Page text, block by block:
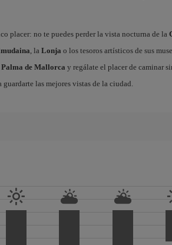
placer: no te puedes perder la vista nocturna de la
, la Lonja o los tesoros artísticos de sus
Palma de Mallorca y regálate el placer de caminar
las mejores vistas de la ciudad.